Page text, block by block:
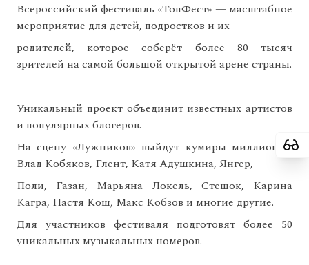
Всероссийский фестиваль «ТопФест» — масштабное
мероприятие для детей, подростков и их
родителей, которое соберёт более 80 тысяч
зрителей на самой большой открытой арене страны.
Уникальный проект объединит известных артистов
и популярных блогеров.
На сцену «Лужников» выйдут кумиры миллионов:
Влад Кобяков, Глент, Катя Адушкина, Янгер,
Поли, Газан, Марьяна Локель, Стешок, Карина
Кагра, Настя Кош, Макс Кобзов и многие другие.
Для участников фестиваля подготовят более 50
уникальных музыкальных номеров.